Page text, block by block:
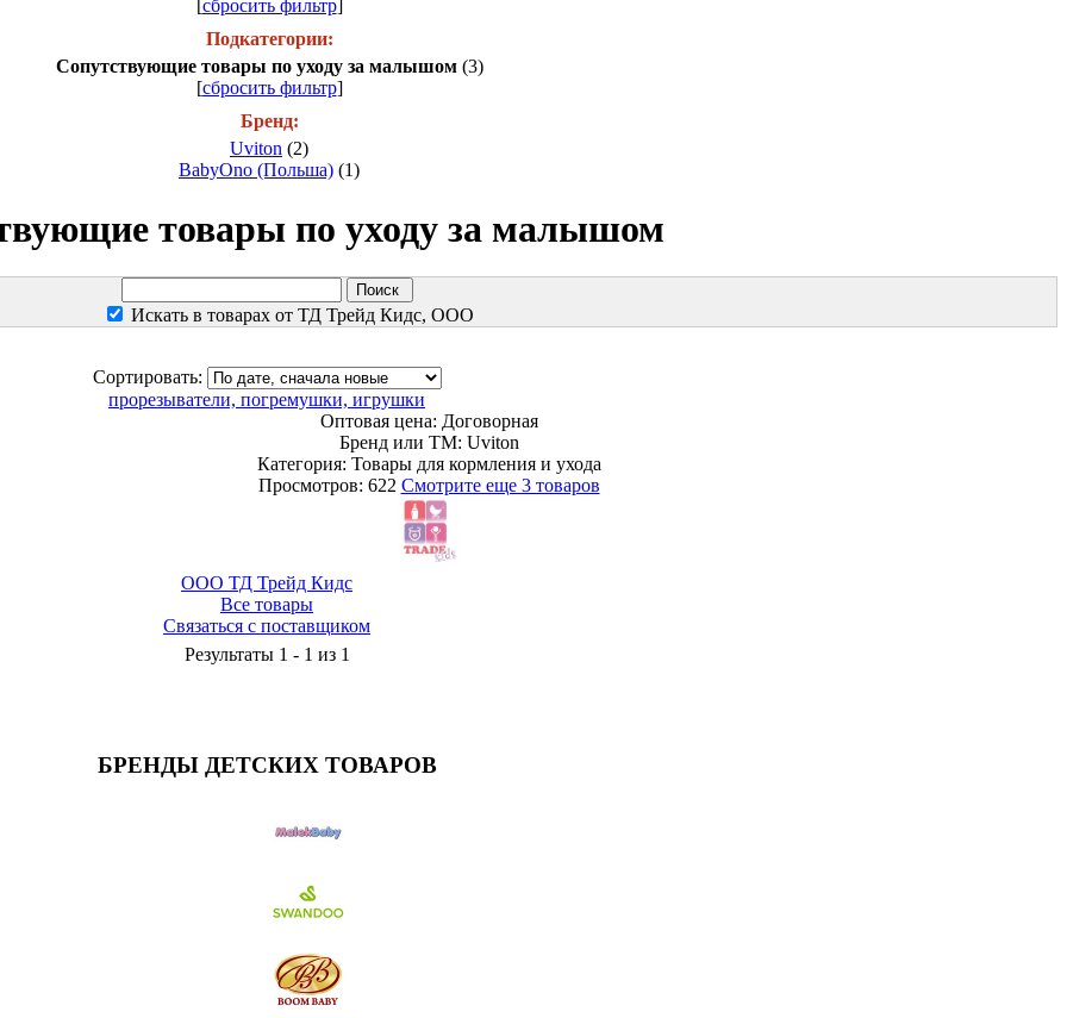
сбросить фильтр]
Подкатегории:
Сопутствующие товары по уходу за малышом (3)
[сбросить фильтр]
Бренд:
Uviton (2)
BabyOno (Польша) (1)
товары по уходу за малышом
Искать в товарах от ТД Трейд Кидс, ООО
Сортировать:
прорезыватели, погремушки, игрушки
Оптовая цена: Договорная
Бренд или ТМ: Uviton
Категория: Товары для кормления и ухода
Просмотров: 622 Смотрите еще 3 товаров
ООО ТД Трейд Кидс
Все товары
Связаться с поставщиком
Результаты 1 - 1 из 1
БРЕНДЫ ДЕТСКИХ ТОВАРОВ